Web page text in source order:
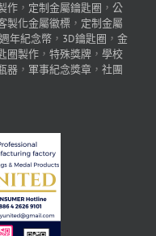
作 ， 定制金屬鑰匙圈 ， 公
製化金屬徽標 ， 定制金屬
週年紀念幣 ， 3D鑰匙圈 ， 金
圈製作 ， 特殊獎牌 ， 學校
器 ， 軍事紀念獎章 ， 社團